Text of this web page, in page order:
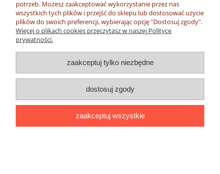
49,00 zł
potrzeb. Możesz zaakceptować wykorzystanie przez nas
wszystkich tych plików i przejść do sklepu lub dostosować użycie
plików do swoich preferencji, wybierając opcję "Dostosuj zgody".
Więcej o plikach cookies przeczytasz w naszej Polityce
prywatności.
zaakceptuj tylko niezbędne
dostosuj zgody
zaakceptuj wszystkie